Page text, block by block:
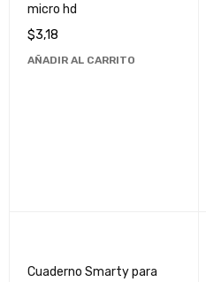
micro hd
$3,18
AÑADIR AL CARRITO
Cuaderno Smarty para